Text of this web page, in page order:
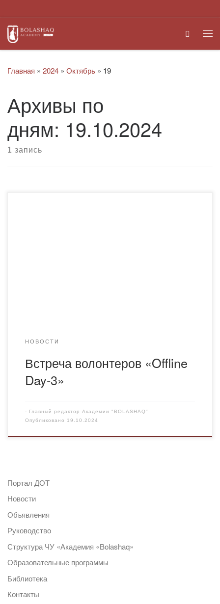
Search
Главная » 2024 » Октябрь » 19
Архивы по
дням: 19.10.2024
1 запись
НОВОСТИ
Встреча волонтеров «Offline
Day-3»
- Главный редактор Академии "BOLASHAQ"
Опубликовано 19.10.2024
Портал ДОТ
Новости
Объявления
Руководство
Структура ЧУ «Академия «Bolashaq»
Образовательные программы
Библиотека
Контакты